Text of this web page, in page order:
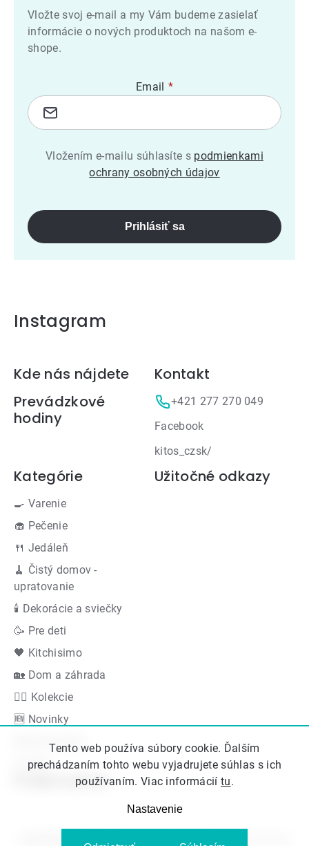
Tento web používa súbory cookie. Ďalším
prechádzaním tohto webu vyjadrujete súhlas s ich
používaním. Viac informácií tu.
Nastavenie
Vložte svoj e-mail a my Vám budeme zasielať
informácie o nových produktoch na našom e-
shope.
Email
Vložením e-mailu súhlasíte s podmienkami
ochrany osobných údajov
Prihlásiť sa
Instagram
Zápätie
Kde nás nájdete
Prevádzkové
hodiny
Kontakt
+421 277 270 049
Facebook
kitos_czsk/
Kategórie
🍳 Varenie
🧁 Pečenie
🍴 Jedáleň
🧹 Čistý domov -
upratovanie
🕯 Dekorácie a sviečky
🥳 Pre deti
🖤 Kitchisimo
🏡 Dom a záhrada
👍🏻 Kolekcie
🆕 Novinky
Akčná ponuka
Značky
Užitočné odkazy
Podporujeme